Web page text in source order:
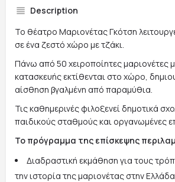
Description
Το θέατρο Μαριονέτας Γκότση
σε ένα ζεστό χώρο με τζάκι.
Πάνω από 50 χειροποίητες μαριονέτες
κατασκευής εκτίθενται στο χώρο,
αίσθηση βγαλμένη από παραμύθια.
Τις καθημερινές φιλοξενεί δημοτικά
παιδικούς σταθμούς και οργανωμένες
Το πρόγραμμα της επίσκεψης
Διαδραστική εκμάθηση για τους
την ιστορία της μαριονέτας στην